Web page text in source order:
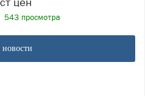
543 просмотра